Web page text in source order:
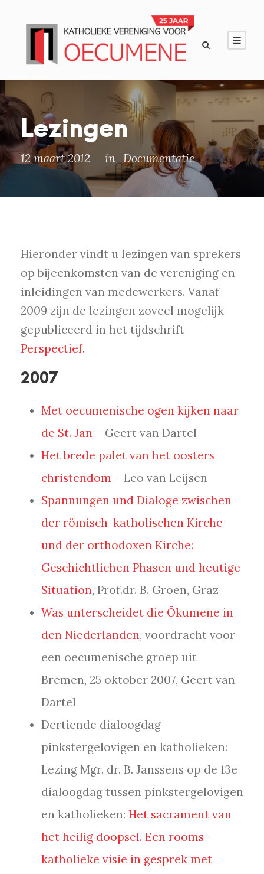
Lezingen
12 maart 2012 in Documentatie
Hieronder vindt u lezingen van sprekers
op bijeenkomsten van de vereniging en
inleidingen van medewerkers. Vanaf
2009 zijn de lezingen zoveel mogelijk
gepubliceerd in het tijdschrift
Perspectief.
2007
Met oecumenische ogen kijken naar
de St. Jan – Geert van Dartel
Het brede palet van het oosters
christendom – Leo van Leijsen
Spannungen und Dialoge zwischen
der römisch-katholischen Kirche
und der orthodoxen Kirche:
Geschichtlichen Phasen und heutige
Situation, Prof.dr. B. Groen, Graz
Was unterscheidet die Ökumene in
den Niederlanden, voordracht voor
een oecumenische groep uit
Bremen, 25 oktober 2007, Geert van
Dartel
Dertiende dialoogdag
pinkstergelovigen en katholieken:
Lezing Mgr. dr. B. Janssens op de 13e
dialoogdag tussen pinkstergelovigen
en katholieken: Het sacrament van
het heilig doopsel. Een rooms-
katholieke visie in gesprek met